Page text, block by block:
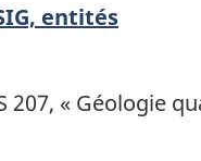
entités
« Géologie